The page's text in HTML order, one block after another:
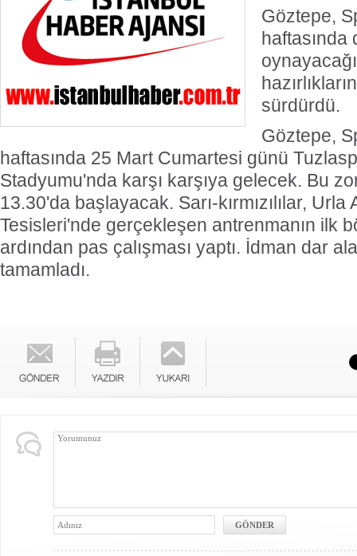
Göztepe,
haftasında
sürdürdü.
Göztepe,
haftasında 25 Mart Cumartesi günü
Stadyumu'nda karşı karşıya gelecek. Bu
13.30'da başlayacak. Sarı-kırmızılılar,
Tesisleri'nde gerçekleşen antrenmanın ilk
ardından pas çalışması yaptı. İdman dar
tamamladı.